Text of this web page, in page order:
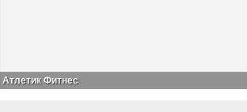
Атлетик Фитнес